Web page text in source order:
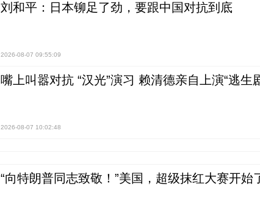
刘和平：日本铆足了劲，要跟中国对抗到底
2026-08-07 09:55:09
嘴上叫嚣对抗 “汉光”演习 赖清德亲自上演“逃生
2026-08-07 10:02:48
“向特朗普同志致敬！”美国，超级抹红大赛开始